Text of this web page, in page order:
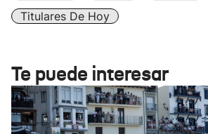
Titulares De Hoy
Te puede interesar